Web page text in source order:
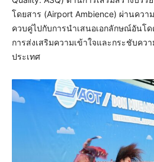
โดยสาร (Airport Ambience) ผ่านควา
ควบคู่ไปกับการนำเสนอเอกลักษณ์อันโ
การส่งเสริมความเข้าใจและกระชับคว
ประเทศ